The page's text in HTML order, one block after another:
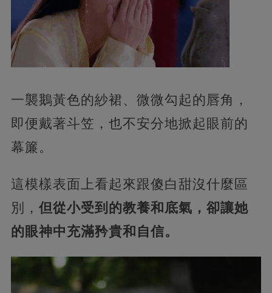
一襲鵝黃色的紗裙、微微勾起的唇角，
即便戴著斗笠，也不安分地掀起眼前的
幕簾。
這模樣表面上看起來跟傻白甜沒什麼區
別， 但從小受到的教養和底氣，卻讓她
的眼神中充滿矜貴和自信。